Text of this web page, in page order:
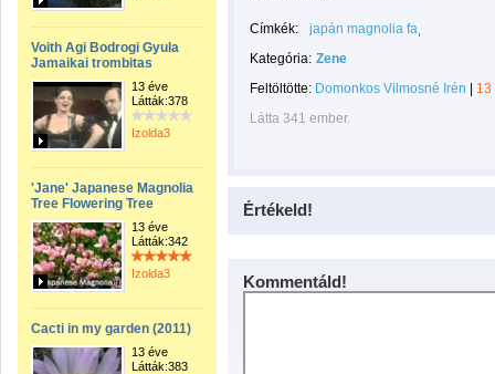
Voith Agi Bodrogi Gyula
Jamaikai trombitas
13 éve
Látták:378
Izolda3
'Jane' Japanese Magnolia
Tree Flowering Tree
13 éve
Látták:342
Izolda3
Cacti in my garden (2011)
13 éve
Látták:383
Címkék:
japán magnolia fa
Kategória: Zene
Feltöltötte: Domonkos Vilmosné Irén
13
Látta 341 ember.
Értékeld!
Kommentáld!